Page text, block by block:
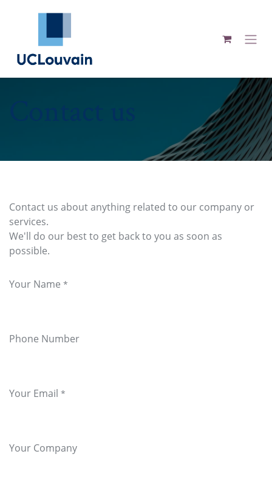
Se rendre au contenu
Contact us about anything related to our company or
services.
We'll do our best to get back to you as soon as
possible.
Your Name *
Phone Number
Your Email *
Your Company